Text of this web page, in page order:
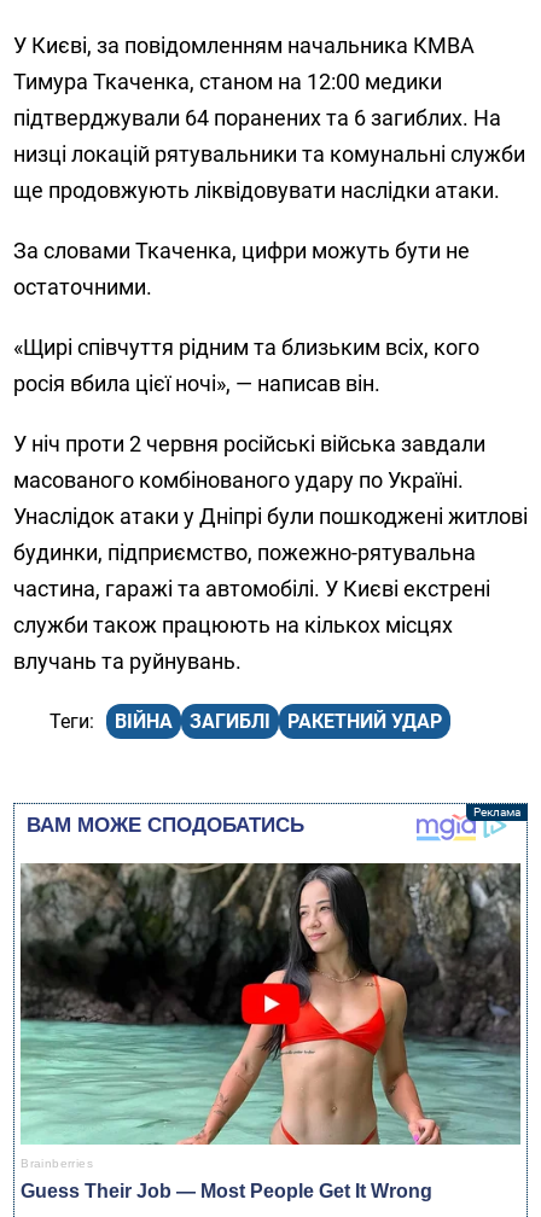
У Києві, за повідомленням начальника КМВА
Тимура Ткаченка, станом на 12:00 медики
підтверджували 64 поранених та 6 загиблих. На
низці локацій рятувальники та комунальні служби
ще продовжують ліквідовувати наслідки атаки.
За словами Ткаченка, цифри можуть бути не
остаточними.
«Щирі співчуття рідним та близьким всіх, кого
росія вбила цієї ночі», — написав він.
У ніч проти 2 червня російські війська завдали
масованого комбінованого удару по Україні.
Унаслідок атаки у Дніпрі були пошкоджені житлові
будинки, підприємство, пожежно-рятувальна
частина, гаражі та автомобілі. У Києві екстрені
служби також працюють на кількох місцях
влучань та руйнувань.
ВІЙНА ЗАГИБЛІ РАКЕТНИЙ УДАР